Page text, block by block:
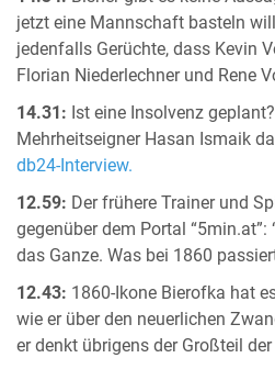
jetzt eine Mannschaft basteln
jedenfalls Gerüchte, dass Kevin
Florian Niederlechner und Rene
14.31: Ist eine Insolvenz
Mehrheitseigner Hasan Ismaik
db24-Interview.
12.59: Der frühere Trainer und
gegenüber dem Portal
das Ganze. Was bei 1860
12.43: 1860-Ikone Bierofka hat
wie er über den neuerlichen
er denkt übrigens der Großteil